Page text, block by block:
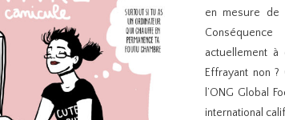
en mesure de
actuellement
Effrayant non
l’ONG Global
international